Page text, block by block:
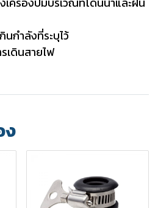
นกำลังที่ระบุไว้
เดินสายไฟ
ง